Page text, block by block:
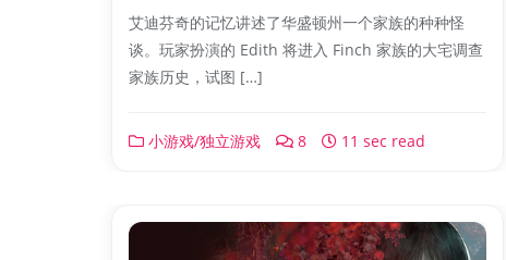
艾迪芬奇的记忆讲述了华盛顿州一个家族的种种怪
谈。玩家扮演的 Edith 将进入 Finch 家族的大宅调查
家族历史，试图 […]
小游戏/独立游戏 8 11 sec read